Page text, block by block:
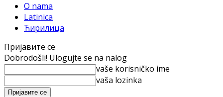
O nama
Latinica
Ћирилица
Пријавите се
Dobrodošli! Ulogujte se na nalog
vaše korisničko ime
vaša lozinka